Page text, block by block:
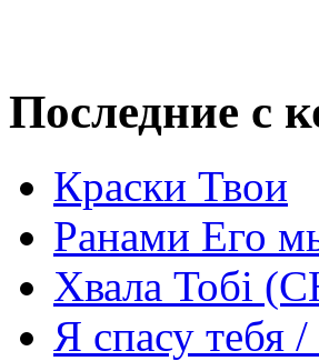
Последние с
Краски Твои
Ранами Его
Хвала Тобі
Я спасу тебя